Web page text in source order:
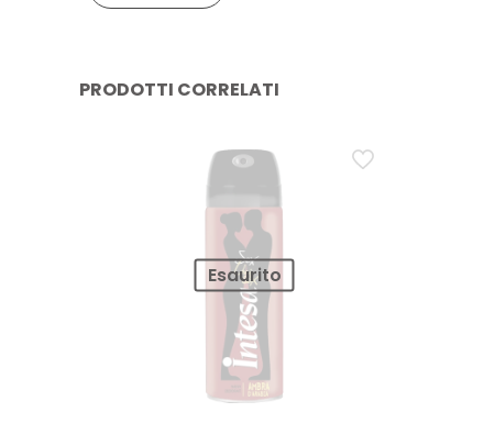
Risposta: Vetyver, una fragranza fresca e caratteristica.
PRODOTTI CORRELATI
Esaurito